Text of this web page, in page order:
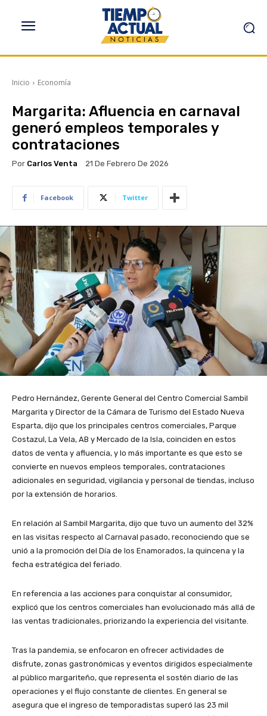
Inicio Economía
Margarita: Afluencia en carnaval
generó empleos temporales y
contrataciones
Por Carlos Venta 21 De Febrero De 2026
Facebook Twitter
Pedro Hernández, Gerente General del Centro Comercial Sambil
Margarita y Director de la Cámara de Turismo del Estado Nueva
Esparta, dijo que los principales centros comerciales, Parque
Costazul, La Vela, AB y Mercado de la Isla, coinciden en estos
datos de venta y afluencia, y lo más importante es que esto se
convierte en nuevos empleos temporales, contrataciones
adicionales en seguridad, vigilancia y personal de tiendas, incluso
por la extensión de horarios.
En relación al Sambil Margarita, dijo que tuvo un aumento del 32%
en las visitas respecto al Carnaval pasado, reconociendo que se
unió a la promoción del Día de los Enamorados, la quincena y la
fecha estratégica del feriado.
En referencia a las acciones para conquistar al consumidor,
explicó que los centros comerciales han evolucionado más allá de
las ventas tradicionales, priorizando la experiencia del visitante.
Tras la pandemia, se enfocaron en ofrecer actividades de
disfrute, zonas gastronómicas y eventos dirigidos especialmente
al público margariteño, que representa el sostén diario de las
operaciones y el flujo constante de clientes. En general se
asegura que el ingreso de temporadistas superó las 23 mil